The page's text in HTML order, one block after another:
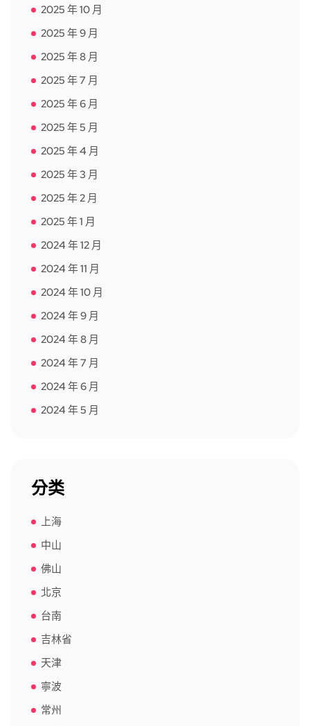
2025 年 10 月
2025 年 9 月
2025 年 8 月
2025 年 7 月
2025 年 6 月
2025 年 5 月
2025 年 4 月
2025 年 3 月
2025 年 2 月
2025 年 1 月
2024 年 12 月
2024 年 11 月
2024 年 10 月
2024 年 9 月
2024 年 8 月
2024 年 7 月
2024 年 6 月
2024 年 5 月
分类
上海
中山
佛山
北京
台南
吉林省
天津
寧波
常州